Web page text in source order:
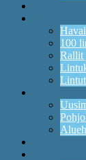
100
Rallit